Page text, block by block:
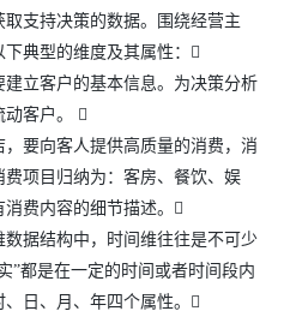
支持决策的数据。围绕经营主
典型的维度及其属性：
立客户的基本信息。为决策分析
动客户。 
要向客人提供高质量的消费，消
项目归纳为：客房、餐饮、娱
费内容的细节描述。
据结构中，时间维往往是不可少
”都是在一定的时间或者时间段内
日、月、年四个属性。